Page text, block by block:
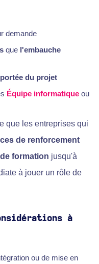
demande
que l'embauche
portée du projet
Équipe informatique ou
que les entreprises qui
de renforcement
formation jusqu'à
à jouer un rôle de
à
ou de mise en